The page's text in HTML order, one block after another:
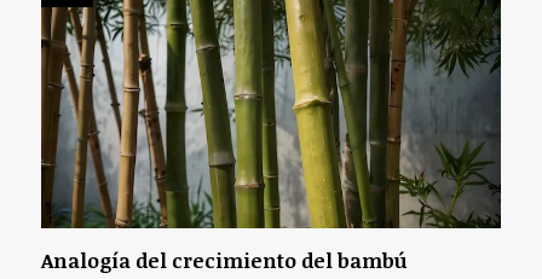
Analogía del crecimiento del bambú